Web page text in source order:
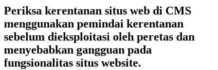
Periksa kerentanan situs web di CMS
menggunakan pemindai kerentanan
sebelum dieksploitasi oleh peretas dan
menyebabkan gangguan pada
fungsionalitas situs website.